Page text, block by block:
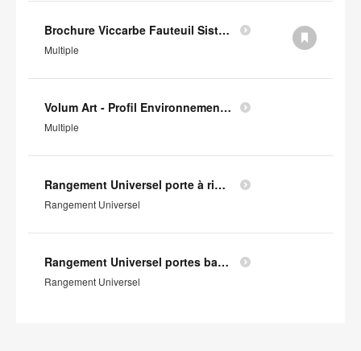
Brochure Viccarbe Fauteuil Sistema Floor (en anglais)
Multiple
Volum Art - Profil Environnemental Produit
Multiple
Rangement Universel porte à rideaux - Profil Environnemental Produit
Rangement Universel
Rangement Universel portes battantes - Profil Environnemental Produit
Rangement Universel